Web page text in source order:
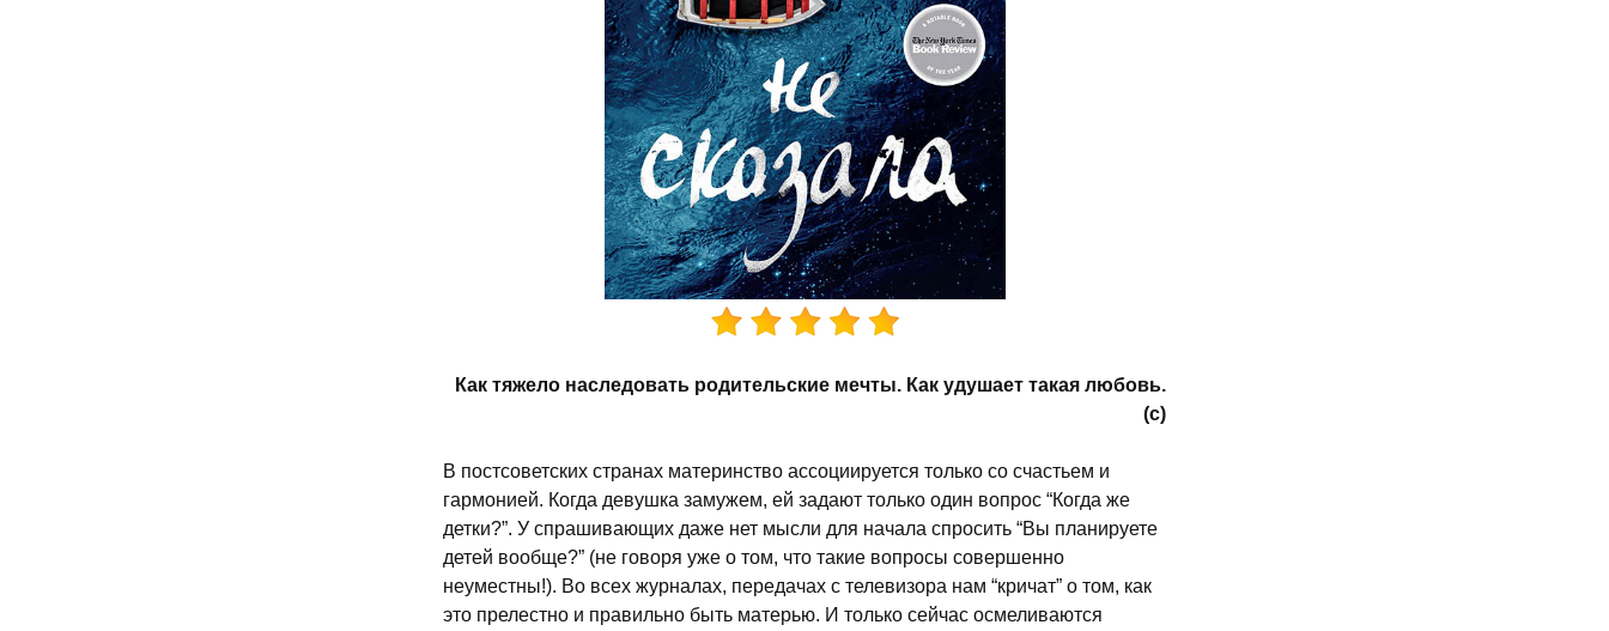
Как тяжело наследовать родительские мечты. Как удушает такая любовь.
(с)
В постсоветских странах материнство ассоциируется только со счастьем и
гармонией. Когда девушка замужем, ей задают только один вопрос “Когда же
детки?”. У спрашивающих даже нет мысли для начала спросить “Вы планируете
детей вообще?” (не говоря уже о том, что такие вопросы совершенно
неуместны!). Во всех журналах, передачах с телевизора нам “кричат” о том, как
это прелестно и правильно быть матерью. И только сейчас осмеливаются